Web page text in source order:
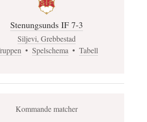
Stenungsunds IF 7-3
Siljevi, Grebbestad
• Spelschema • Tabell
Kommande matcher